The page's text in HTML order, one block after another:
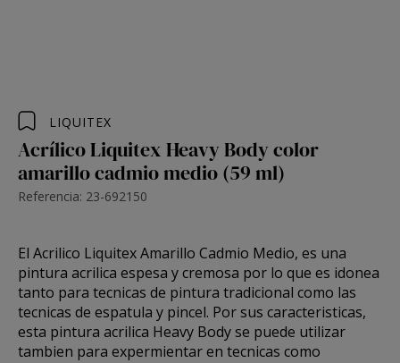
LIQUITEX
Acrílico Liquitex Heavy Body color
amarillo cadmio medio (59 ml)
Referencia: 23-692150
El Acrilico LiquitexAmarillo Cadmio Medio, es una
pintura acrilica espesa y cremosa por lo que es idonea
tanto para tecnicas de pintura tradicional como las
tecnicas de espatula y pincel. Por sus caracteristicas,
esta pintura acrilica Heavy Bodyse puede utilizar
tambien para expermientar en tecnicas como